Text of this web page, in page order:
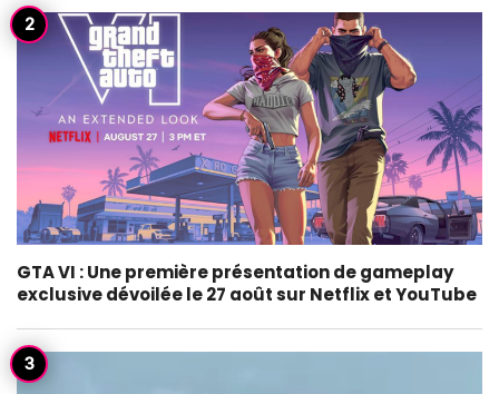
GTA VI : Une première présentation de gameplay
exclusive dévoilée le 27 août sur Netflix et YouTube